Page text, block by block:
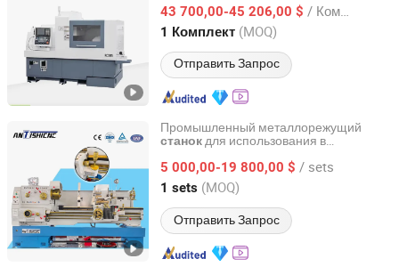
43 700,00-45 206,00 $ / Комплект
1 Комплект (MOQ)
Отправить Запрос
Liaoning, China с 2022
Промышленный металлорежущий
станок для использования в
5 000,00-19 800,00 $ / sets
1 sets (MOQ)
Отправить Запрос
Shanghai Ants Machine Equipment Co., Ltd.
Shanghai, China с 2023